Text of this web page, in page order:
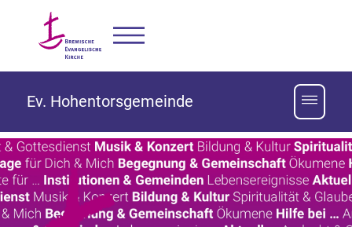
Ev. Hohentorsgemeinde